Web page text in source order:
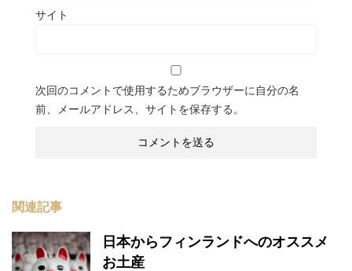
サイト
次回のコメントで使用するためブラウザーに自分の名
前、メールアドレス、サイトを保存する。
関連記事
日本からフィンランドへのオススメ
お土産